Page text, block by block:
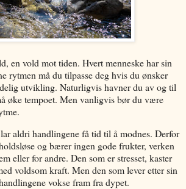
en vold mot tiden. Hvert menneske har sin
rytmen må du tilpasse deg hvis du ønsker
utvikling. Naturligvis havner du av og til
øke tempoet. Men vanligvis bør du være
aldri handlingene få tid til å modnes. Derfor
og bærer ingen gode frukter, verken
eller for andre. Den som er stresset, kaster
voldsom kraft. Men den som lever etter sin
vokse fram fra dypet.